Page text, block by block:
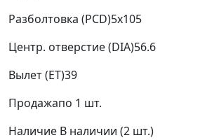
Разболтовка (PCD)5x105
Центр. отверстие (DIA)56.6
Вылет (ET)39
Продажапо 1 шт.
Наличие В наличии (2 шт.)